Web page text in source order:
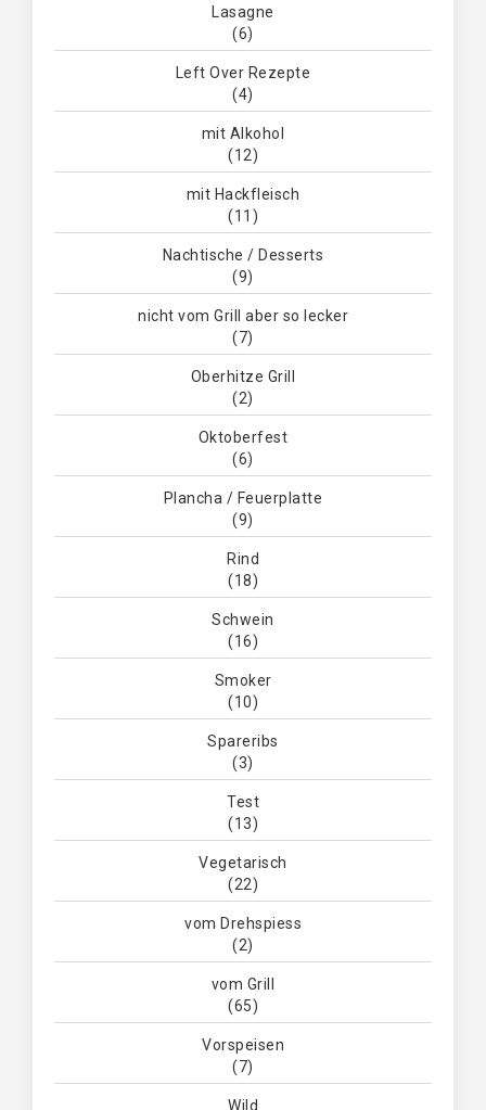
Lasagne
(6)
Left Over Rezepte
(4)
mit Alkohol
(12)
mit Hackfleisch
(11)
Nachtische / Desserts
(9)
nicht vom Grill aber so lecker
(7)
Oberhitze Grill
(2)
Oktoberfest
(6)
Plancha / Feuerplatte
(9)
Rind
(18)
Schwein
(16)
Smoker
(10)
Spareribs
(3)
Test
(13)
Vegetarisch
(22)
vom Drehspiess
(2)
vom Grill
(65)
Vorspeisen
(7)
Wild